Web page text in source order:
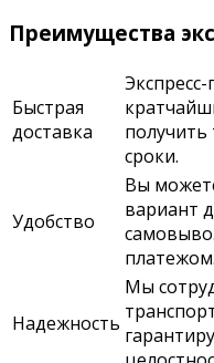
Преимущества
Быстрая
доставка
сроки.
Удобство
Вы
вариант
платежом.
Надежность
Мы